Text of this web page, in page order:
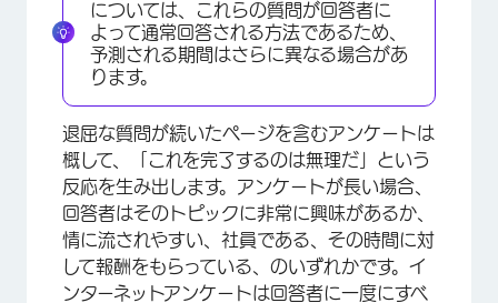
については、これらの質問が回答者に
よって通常回答される方法であるため、
予測される期間はさらに異なる場合があ
ります。
退屈な質問が続いたページを含むアンケートは
概して、「これを完了するのは無理だ」という
反応を生み出します。アンケートが長い場合、
回答者はそのトピックに非常に興味があるか、
情に流されやすい、社員である、その時間に対
して報酬をもらっている、のいずれかです。イ
ンターネットアンケートは回答者に一度にすべ